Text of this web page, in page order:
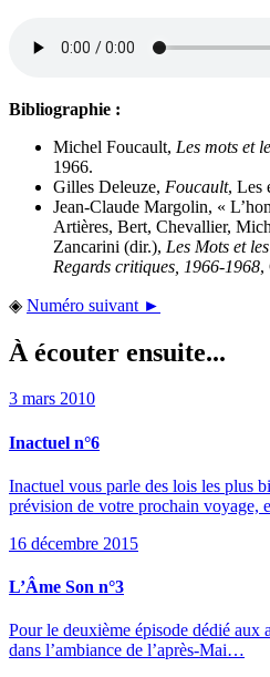
Bibliographie :
Michel Foucault, Les mots et
1966.
Gilles Deleuze, Foucault, Les
Jean-Claude Margolin, «
Artières, Bert, Chevallier,
Zancarini (dir.), Les Mots et
Regards critiques, 1966-1968,
◈ Numéro suivant ►
À écouter ensuite...
3 mars 2010
Inactuel n°6
Inactuel vous parle des lois les plus
prévision de votre prochain voyage,
16 décembre 2015
L’Âme Son n°3
Pour le deuxième épisode dédié aux
dans l’ambiance de l’après-Mai…